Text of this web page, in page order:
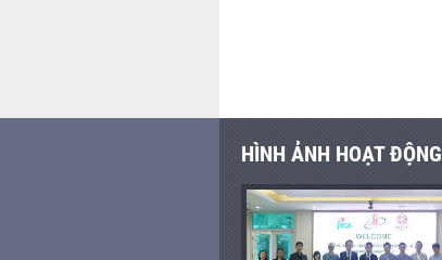
HÌNH ẢNH HOẠT ĐỘNG